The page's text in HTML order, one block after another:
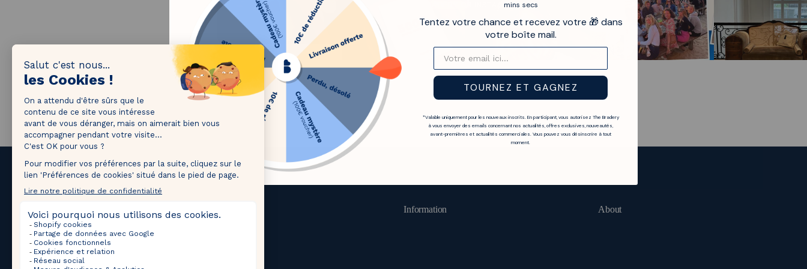
THE BRADERY ON INSTAGRAM
1M followers!
Tag@thebradery on Instagram to share your most
beautiful pieces with us!
Upcoming Sales Information About
mins secs
Tentez votre chance et recevez votre 🎁 dans
votre boîte mail.
TOURNEZ ET GAGNEZ
*Valable uniquement pour les nouveaux inscrits. En participant, vous autorisez The Bradery
à vous envoyer des emails concernant nos actualités, offres exclusives, nouveautés,
avant-premières et actualités commerciales. Vous pouvez vous désinscrire à tout
moment.